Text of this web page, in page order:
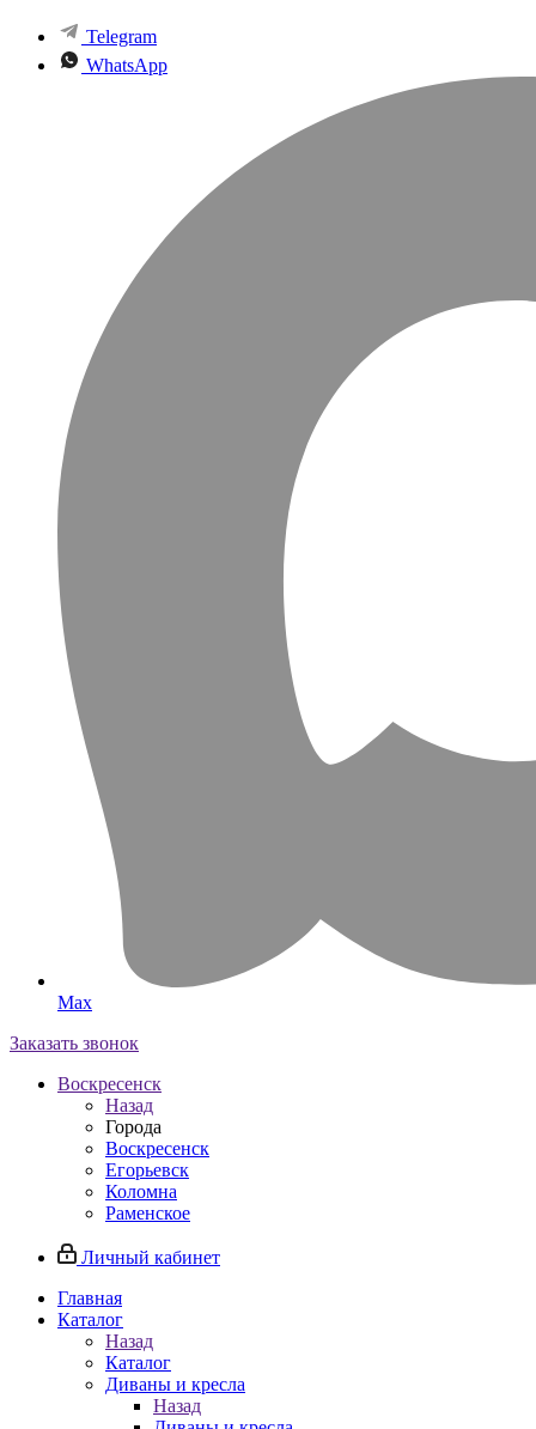
Telegram
WhatsApp
Max
Заказать звонок
Воскресенск
Назад
Города
Воскресенск
Егорьевск
Коломна
Раменское
Личный кабинет
Главная
Каталог
Назад
Каталог
Диваны и кресла
Назад